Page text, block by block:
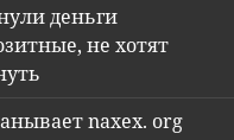
деньги
не хотят
naxex. org